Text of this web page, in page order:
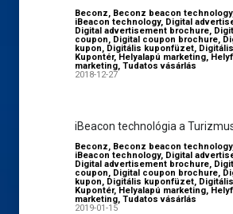
Beconz, Beconz beacon technology
iBeacon technology, Digital
Digital advertisement brochure,
coupon, Digital coupon brochure,
kupon, Digitális kuponfüzet, Digitális
Kupontér, Helyalapú marketing,
marketing, Tudatos vásárlás
2018-12-27
iBeacon technológia a
Beconz, Beconz beacon technology
iBeacon technology, Digital
Digital advertisement brochure,
coupon, Digital coupon brochure,
kupon, Digitális kuponfüzet, Digitális
Kupontér, Helyalapú marketing,
marketing, Tudatos vásárlás
2019-01-15